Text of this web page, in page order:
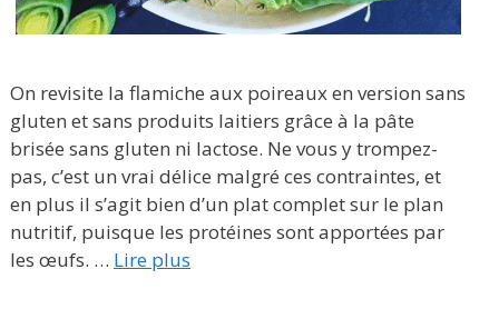
On revisite la flamiche aux poireaux en version sans
gluten et sans produits laitiers grâce à la pâte
brisée sans gluten ni lactose. Ne vous y trompez-
pas, c’est un vrai délice malgré ces contraintes, et
en plus il s’agit bien d’un plat complet sur le plan
nutritif, puisque les protéines sont apportées par
les œufs. … Lire plus